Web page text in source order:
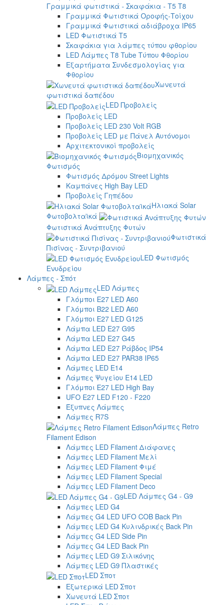
Γραμμικά φωτιστικά - Σκαφάκια - Τ5 T8
Γραμμικά Φωτιστικά Οροφής-Τοίχου
Γραμμικά Φωτιστικά αδιάβροχα IP65
LED Φωτιστικά T5
Σκαφάκια για λάμπες τύπου φθορίου
LED Λάμπες T8 Tube Τύπου Φθορίου
Εξαρτήματα Συνδεσμολογίας για
Φθορίου
Χωνευτά
φωτιστικά δαπέδου
LED Προβολείς
Προβολείς LED
Προβολείς LED 230 Volt RGB
Προβολείς LED με Πάνελ Αυτόνομοι
Αρχιτεκτονικοί προβολείς
Βιομηχανικός
Φωτισμός
Φωτισμός Δρόμου Street Lights
Καμπάνες High Bay LED
Προβολείς Γηπέδου
Ηλιακά Solar
Φωτοβολταϊκά
Φωτιστικά Ανάπτυξης Φυτών
Φωτιστικά
Πισίνας - Συντριβανιού
LED Φωτισμός
Ενυδρείου
Λάμπες - Σπότ
LED Λάμπες
Γλόμποι E27 LED A60
Γλόμποι B22 LED A60
Γλόμποι E27 LED G125
Λάμπα LED E27 G95
Λάμπα LED E27 G45
Λάμπα LED E27 Ράβδος IP54
Λάμπα LED E27 PAR38 IP65
Λάμπες LED E14
Λάμπες Ψυγείου E14 LED
Γλόμποι E27 LED High Bay
UFO E27 LED F120 - F220
Έξυπνες Λάμπες
Λάμπες R7S
Λάμπες Retro
Filament Edison
Λάμπες LED Filament Διάφανες
Λάμπες LED Filament Μελί
Λάμπες LED Filament Φιμέ
Λάμπες LED Filament Special
Λάμπες LED Filament Deco
LED Λάμπες G4 - G9
Λάμπες LED G4
Λάμπες G4 LED UFO COB Back Pin
Λάμπες LED G4 Κυλινδρικές Back Pin
Λάμπες G4 LED Side Pin
Λάμπες G4 LED Back Pin
Λάμπες LED G9 Σιλικόνης
Λάμπες LED G9 Πλαστικές
LED Σποτ
Εξωτερικά LED Σποτ
Χωνευτά LED Σποτ